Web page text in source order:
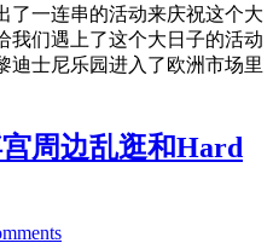
了一连串的活动来庆祝这个大
我们遇上了这个大日子的活动
迪士尼乐园进入了欧洲市场里
周边乱逛和Hard